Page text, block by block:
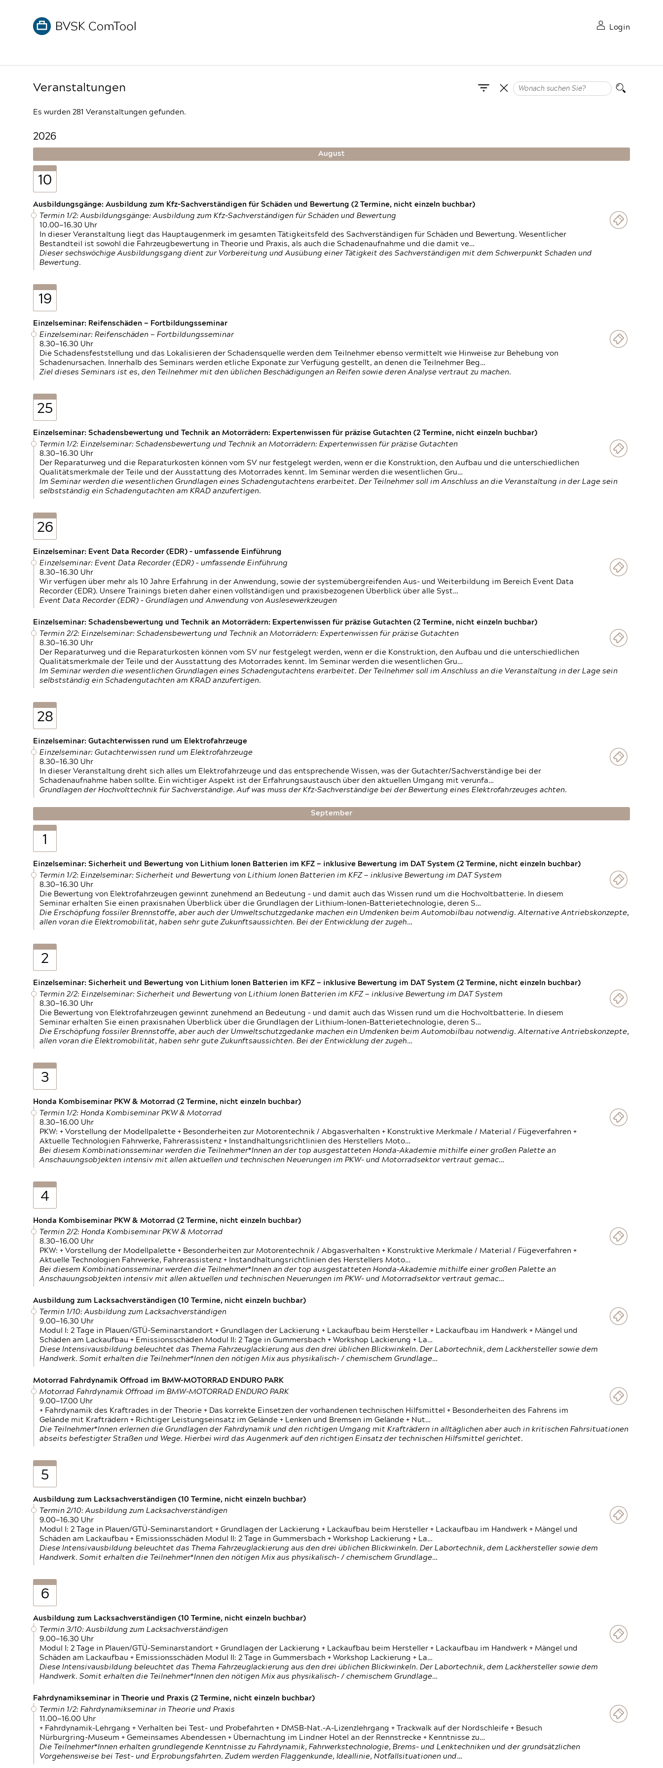
Login
Veranstaltungen
Es wurden 281 Veranstaltungen gefunden.
2026
August
10
Ausbildungsgänge: Ausbildung zum Kfz-Sachverständigen für Schäden und Bewertung (2 Termine, nicht einzeln buchbar)
Termin 1/2: Ausbildungsgänge: Ausbildung zum Kfz-Sachverständigen für Schäden und Bewertung
10.00—16.30 Uhr
In dieser Veranstaltung liegt das Hauptaugenmerk im gesamten Tätigkeitsfeld des Sachverständigen für Schäden und Bewertung. Wesentlicher
Bestandteil ist sowohl die Fahrzeugbewertung in Theorie und Praxis, als auch die Schadenaufnahme und die damit ve…
Dieser sechswöchige Ausbildungsgang dient zur Vorbereitung und Ausübung einer Tätigkeit des Sachverständigen mit dem Schwerpunkt Schaden und
Bewertung.
19
Einzelseminar: Reifenschäden — Fortbildungsseminar
Einzelseminar: Reifenschäden — Fortbildungsseminar
8.30—16.30 Uhr
Die Schadensfeststellung und das Lokalisieren der Schadensquelle werden dem Teilnehmer ebenso vermittelt wie Hinweise zur Behebung von
Schadenursachen. Innerhalb des Seminars werden etliche Exponate zur Verfügung gestellt, an denen die Teilnehmer Beg…
Ziel dieses Seminars ist es, den Teilnehmer mit den üblichen Beschädigungen an Reifen sowie deren Analyse vertraut zu machen.
25
Einzelseminar: Schadensbewertung und Technik an Motorrädern: Expertenwissen für präzise Gutachten (2 Termine, nicht einzeln buchbar)
Termin 1/2: Einzelseminar: Schadensbewertung und Technik an Motorrädern: Expertenwissen für präzise Gutachten
8.30—16.30 Uhr
Der Reparaturweg und die Reparaturkosten können vom SV nur festgelegt werden, wenn er die Konstruktion, den Aufbau und die unterschiedlichen
Qualitätsmerkmale der Teile und der Ausstattung des Motorrades kennt. Im Seminar werden die wesentlichen Gru…
Im Seminar werden die wesentlichen Grundlagen eines Schadengutachtens erarbeitet. Der Teilnehmer soll im Anschluss an die Veranstaltung in der Lage sein
selbstständig ein Schadengutachten am KRAD anzufertigen.
26
Einzelseminar: Event Data Recorder (EDR) – umfassende Einführung
Einzelseminar: Event Data Recorder (EDR) – umfassende Einführung
8.30—16.30 Uhr
Wir verfügen über mehr als 10 Jahre Erfahrung in der Anwendung, sowie der systemübergreifenden Aus- und Weiterbildung im Bereich Event Data
Recorder (EDR). Unsere Trainings bieten daher einen vollständigen und praxisbezogenen Überblick über alle Syst…
Event Data Recorder (EDR) – Grundlagen und Anwendung von Auslesewerkzeugen
Einzelseminar: Schadensbewertung und Technik an Motorrädern: Expertenwissen für präzise Gutachten (2 Termine, nicht einzeln buchbar)
Termin 2/2: Einzelseminar: Schadensbewertung und Technik an Motorrädern: Expertenwissen für präzise Gutachten
8.30—16.30 Uhr
Der Reparaturweg und die Reparaturkosten können vom SV nur festgelegt werden, wenn er die Konstruktion, den Aufbau und die unterschiedlichen
Qualitätsmerkmale der Teile und der Ausstattung des Motorrades kennt. Im Seminar werden die wesentlichen Gru…
Im Seminar werden die wesentlichen Grundlagen eines Schadengutachtens erarbeitet. Der Teilnehmer soll im Anschluss an die Veranstaltung in der Lage sein
selbstständig ein Schadengutachten am KRAD anzufertigen.
28
Einzelseminar: Gutachterwissen rund um Elektrofahrzeuge
Einzelseminar: Gutachterwissen rund um Elektrofahrzeuge
8.30—16.30 Uhr
In dieser Veranstaltung dreht sich alles um Elektrofahrzeuge und das entsprechende Wissen, was der Gutachter/Sachverständige bei der
Schadenaufnahme haben sollte. Ein wichtiger Aspekt ist der Erfahrungsaustausch über den aktuellen Umgang mit verunfa…
Grundlagen der Hochvolttechnik für Sachverständige. Auf was muss der Kfz-Sachverständige bei der Bewertung eines Elektrofahrzeuges achten.
September
1
Einzelseminar: Sicherheit und Bewertung von Lithium Ionen Batterien im KFZ — inklusive Bewertung im DAT System (2 Termine, nicht einzeln buchbar)
Termin 1/2: Einzelseminar: Sicherheit und Bewertung von Lithium Ionen Batterien im KFZ — inklusive Bewertung im DAT System
8.30—16.30 Uhr
Die Bewertung von Elektrofahrzeugen gewinnt zunehmend an Bedeutung – und damit auch das Wissen rund um die Hochvoltbatterie. In diesem
Seminar erhalten Sie einen praxisnahen Überblick über die Grundlagen der Lithium-Ionen-Batterietechnologie, deren S…
Die Erschöpfung fossiler Brennstoffe, aber auch der Umweltschutzgedanke machen ein Umdenken beim Automobilbau notwendig. Alternative Antriebskonzepte,
allen voran die Elektromobilität, haben sehr gute Zukunftsaussichten. Bei der Entwicklung der zugeh…
2
Einzelseminar: Sicherheit und Bewertung von Lithium Ionen Batterien im KFZ — inklusive Bewertung im DAT System (2 Termine, nicht einzeln buchbar)
Termin 2/2: Einzelseminar: Sicherheit und Bewertung von Lithium Ionen Batterien im KFZ — inklusive Bewertung im DAT System
8.30—16.30 Uhr
Die Bewertung von Elektrofahrzeugen gewinnt zunehmend an Bedeutung – und damit auch das Wissen rund um die Hochvoltbatterie. In diesem
Seminar erhalten Sie einen praxisnahen Überblick über die Grundlagen der Lithium-Ionen-Batterietechnologie, deren S…
Die Erschöpfung fossiler Brennstoffe, aber auch der Umweltschutzgedanke machen ein Umdenken beim Automobilbau notwendig. Alternative Antriebskonzepte,
allen voran die Elektromobilität, haben sehr gute Zukunftsaussichten. Bei der Entwicklung der zugeh…
3
Honda Kombiseminar PKW & Motorrad (2 Termine, nicht einzeln buchbar)
Termin 1/2: Honda Kombiseminar PKW & Motorrad
8.30—16.00 Uhr
PKW: + Vorstellung der Modellpalette + Besonderheiten zur Motorentechnik / Abgasverhalten + Konstruktive Merkmale / Material / Fügeverfahren +
Aktuelle Technologien Fahrwerke, Fahrerassistenz + Instandhaltungsrichtlinien des Herstellers Moto…
Bei diesem Kombinationsseminar werden die Teilnehmer*Innen an der top ausgestatteten Honda-Akademie mithilfe einer großen Palette an
Anschauungsobjekten intensiv mit allen aktuellen und technischen Neuerungen im PKW- und Motorradsektor vertraut gemac…
4
Honda Kombiseminar PKW & Motorrad (2 Termine, nicht einzeln buchbar)
Termin 2/2: Honda Kombiseminar PKW & Motorrad
8.30—16.00 Uhr
PKW: + Vorstellung der Modellpalette + Besonderheiten zur Motorentechnik / Abgasverhalten + Konstruktive Merkmale / Material / Fügeverfahren +
Aktuelle Technologien Fahrwerke, Fahrerassistenz + Instandhaltungsrichtlinien des Herstellers Moto…
Bei diesem Kombinationsseminar werden die Teilnehmer*Innen an der top ausgestatteten Honda-Akademie mithilfe einer großen Palette an
Anschauungsobjekten intensiv mit allen aktuellen und technischen Neuerungen im PKW- und Motorradsektor vertraut gemac…
Ausbildung zum Lacksachverständigen (10 Termine, nicht einzeln buchbar)
Termin 1/10: Ausbildung zum Lacksachverständigen
9.00—16.30 Uhr
Modul I: 2 Tage in Plauen/GTÜ-Seminarstandort + Grundlagen der Lackierung + Lackaufbau beim Hersteller + Lackaufbau im Handwerk + Mängel und
Schäden am Lackaufbau + Emissionsschäden Modul II: 2 Tage in Gummersbach + Workshop Lackierung + La…
Diese Intensivausbildung beleuchtet das Thema Fahrzeuglackierung aus den drei üblichen Blickwinkeln. Der Labortechnik, dem Lackhersteller sowie dem
Handwerk. Somit erhalten die Teilnehmer*Innen den nötigen Mix aus physikalisch- / chemischem Grundlage…
Motorrad Fahrdynamik Offroad im BMW-MOTORRAD ENDURO PARK
Motorrad Fahrdynamik Offroad im BMW-MOTORRAD ENDURO PARK
9.00—17.00 Uhr
+ Fahrdynamik des Kraftrades in der Theorie + Das korrekte Einsetzen der vorhandenen technischen Hilfsmittel + Besonderheiten des Fahrens im
Gelände mit Krafträdern + Richtiger Leistungseinsatz im Gelände + Lenken und Bremsen im Gelände + Nut…
Die Teilnehmer*Innen erlernen die Grundlagen der Fahrdynamik und den richtigen Umgang mit Krafträdern in alltäglichen aber auch in kritischen Fahrsituationen
abseits befestigter Straßen und Wege. Hierbei wird das Augenmerk auf den richtigen Einsatz der technischen Hilfsmittel gerichtet.
5
Ausbildung zum Lacksachverständigen (10 Termine, nicht einzeln buchbar)
Termin 2/10: Ausbildung zum Lacksachverständigen
9.00—16.30 Uhr
Modul I: 2 Tage in Plauen/GTÜ-Seminarstandort + Grundlagen der Lackierung + Lackaufbau beim Hersteller + Lackaufbau im Handwerk + Mängel und
Schäden am Lackaufbau + Emissionsschäden Modul II: 2 Tage in Gummersbach + Workshop Lackierung + La…
Diese Intensivausbildung beleuchtet das Thema Fahrzeuglackierung aus den drei üblichen Blickwinkeln. Der Labortechnik, dem Lackhersteller sowie dem
Handwerk. Somit erhalten die Teilnehmer*Innen den nötigen Mix aus physikalisch- / chemischem Grundlage…
6
Ausbildung zum Lacksachverständigen (10 Termine, nicht einzeln buchbar)
Termin 3/10: Ausbildung zum Lacksachverständigen
9.00—16.30 Uhr
Modul I: 2 Tage in Plauen/GTÜ-Seminarstandort + Grundlagen der Lackierung + Lackaufbau beim Hersteller + Lackaufbau im Handwerk + Mängel und
Schäden am Lackaufbau + Emissionsschäden Modul II: 2 Tage in Gummersbach + Workshop Lackierung + La…
Diese Intensivausbildung beleuchtet das Thema Fahrzeuglackierung aus den drei üblichen Blickwinkeln. Der Labortechnik, dem Lackhersteller sowie dem
Handwerk. Somit erhalten die Teilnehmer*Innen den nötigen Mix aus physikalisch- / chemischem Grundlage…
Fahrdynamikseminar in Theorie und Praxis (2 Termine, nicht einzeln buchbar)
Termin 1/2: Fahrdynamikseminar in Theorie und Praxis
11.00—16.00 Uhr
+ Fahrdynamik-Lehrgang + Verhalten bei Test- und Probefahrten + DMSB-Nat.-A-Lizenzlehrgang + Trackwalk auf der Nordschleife + Besuch
Nürburgring-Museum + Gemeinsames Abendessen + Übernachtung im Lindner Hotel an der Rennstrecke + Kenntnisse zu…
Die Teilnehmer*Innen erhalten grundlegende Kenntnisse zu Fahrdynamik, Fahrwerkstechnologie, Brems- und Lenktechniken und der grundsätzlichen
Vorgehensweise bei Test- und Erprobungsfahrten. Zudem werden Flaggenkunde, Ideallinie, Notfallsituationen und…